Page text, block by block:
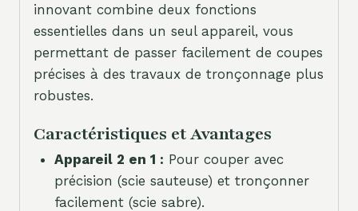
innovant combine deux fonctions
essentielles dans un seul appareil, vous
permettant de passer facilement de coupes
précises à des travaux de tronçonnage plus
robustes.
Caractéristiques et Avantages
Appareil 2 en 1 : Pour couper avec
précision (scie sauteuse) et tronçonner
facilement (scie sabre).